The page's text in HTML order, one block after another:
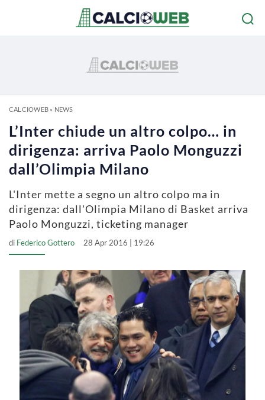
CALCIOWEB» NEWS
L’Inter chiude un altro colpo… in
dirigenza: arriva Paolo Monguzzi
dall’Olimpia Milano
L'Inter mette a segno un altro colpo ma in
dirigenza: dall'Olimpia Milano di Basket arriva
Paolo Monguzzi, ticketing manager
di Federico Gottero 28 Apr 2016 | 19:26